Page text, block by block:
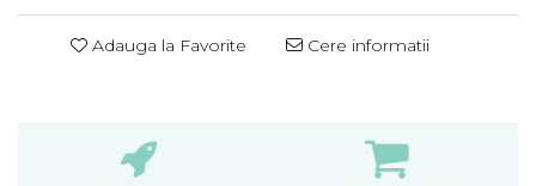
Adauga la Favorite Cere informatii